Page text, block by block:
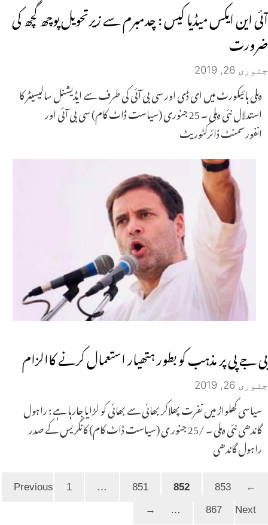
آئی این ایکس میڈیا کیس : چدمبرم سے زیرتحویل پوچھ گچھ کی
ضرورت
جنوری 26, 2019
دہلی ہائیکورٹ میں ای ڈی اور سی بی آئی کی طرف سے ایڈیشنل سالیسیٹر کا
استدلال نئی دہلی ۔ 25 جنوری (سیاست ڈاٹ کام) سی بی آئی اور
انفورسمنٹ ڈائرکٹوریٹ
بی جے پی پر مذہب کو بطور ہتھیار استعمال کرنے کاالزام
جنوری 26, 2019
سیاسی کھلواڑ میں نفرت پھلاکر بھائی سے بھائی کو لڑایا جارہا ہے : راہول
گاندھی نئی دہلی ۔ /25 جنور ی (سیاست ڈاٹ کام) کانگر یس کے صدر
راہول گاندھی
←
Page 1 … 851 Page852
853
…
867 Next
→